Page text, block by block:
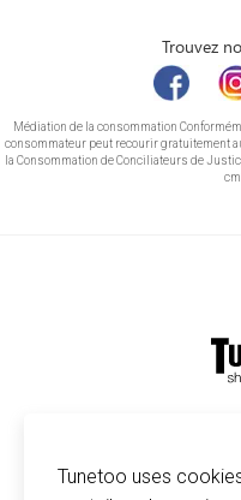
Trouvez
Médiation de la consommation
consommateur peut recourir gratuitement
la Consommation de Conciliateurs de
Tunetoo uses